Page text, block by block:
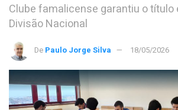
Clube famalicense garantiu o título
Divisão Nacional
De Paulo Jorge Silva 18/05/2026